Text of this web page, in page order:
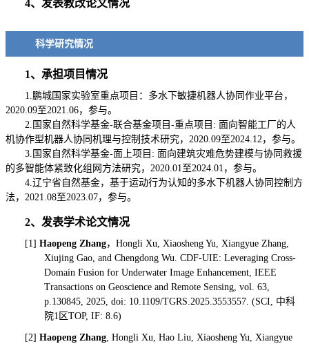
4、发表教改论文情况
科学研究情况
1、承担项目情况
1.鹏城国家实验室重点项目：多水下敏捷机器人协同作业平台，
2020.09至2021.06，参与。
2.国家自然科学基金-联合基金项目-重点项目: 面向智能工厂的人
机协作型机器人协同机理与控制技术研究，2020.09至2024.12，参与。
3.国家自然科学基金-面上项目: 面向建筑灾难危势建模与协同救援
的多智能体紧致化组网方法研究，2020.01至2024.01，参与。
4.辽宁省自然基金，基于运动行为认知的多水下机器人协同控制方
法，2021.08至2023.07，参与。
2、发表学术论文情况
[1] Haopeng Zhang，Hongli Xu, Xiaosheng Yu, Xiangyue Zhang,
Xiujing Gao, and Chengdong Wu. CDF-UIE: Leveraging Cross-
Domain Fusion for Underwater Image Enhancement, IEEE
Transactions on Geoscience and Remote Sensing, vol. 63,
p.130845, 2025, doi: 10.1109/TGRS.2025.3553557. (SCI, 中科
院1区TOP, IF: 8.6)
[2] Haopeng Zhang , Hongli Xu, Hao Liu, Xiaosheng Yu, Xiangyue